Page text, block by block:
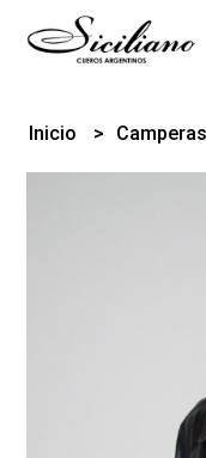
Inicio